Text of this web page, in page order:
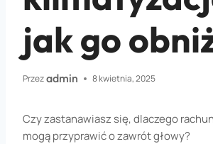
jak go
Przezadmin 8 kwietnia, 2025
Czy zastanawiasz się, dlaczego
mogą przyprawić o zawrót głowy?